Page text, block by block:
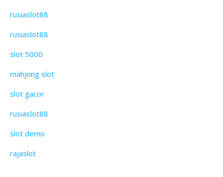
rusiaslot88
rusiaslot88
slot 5000
mahjong slot
slot gacor
rusiaslot88
slot demo
rajaslot